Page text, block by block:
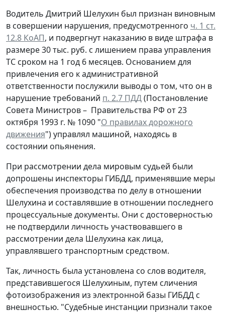
Водитель Дмитрий Шелухин был признан виновным
в совершении нарушения, предусмотренного ч. 1 ст.
12.8 КоАП, и подвергнут наказанию в виде штрафа в
размере 30 тыс. руб. с лишением права управления
ТС сроком на 1 год 6 месяцев. Основанием для
привлечения его к административной
ответственности послужили выводы о том, что он в
нарушение требований п. 2.7 ПДД(Постановление
Совета Министров – Правительства РФ от 23
октября 1993 г. № 1090 "О правилах дорожного
движения") управлял машиной, находясь в
состоянии опьянения.
При рассмотрении дела мировым судьей были
допрошены инспекторы ГИБДД, применявшие меры
обеспечения производства по делу в отношении
Шелухина и составлявшие в отношении последнего
процессуальные документы. Они с достоверностью
не подтвердили личность участвовавшего в
рассмотрении дела Шелухина как лица,
управлявшего транспортным средством.
Так, личность была установлена со слов водителя,
представившегося Шелухиным, путем сличения
фотоизображения из электронной базы ГИБДД с
внешностью. "Судебные инстанции признали такое